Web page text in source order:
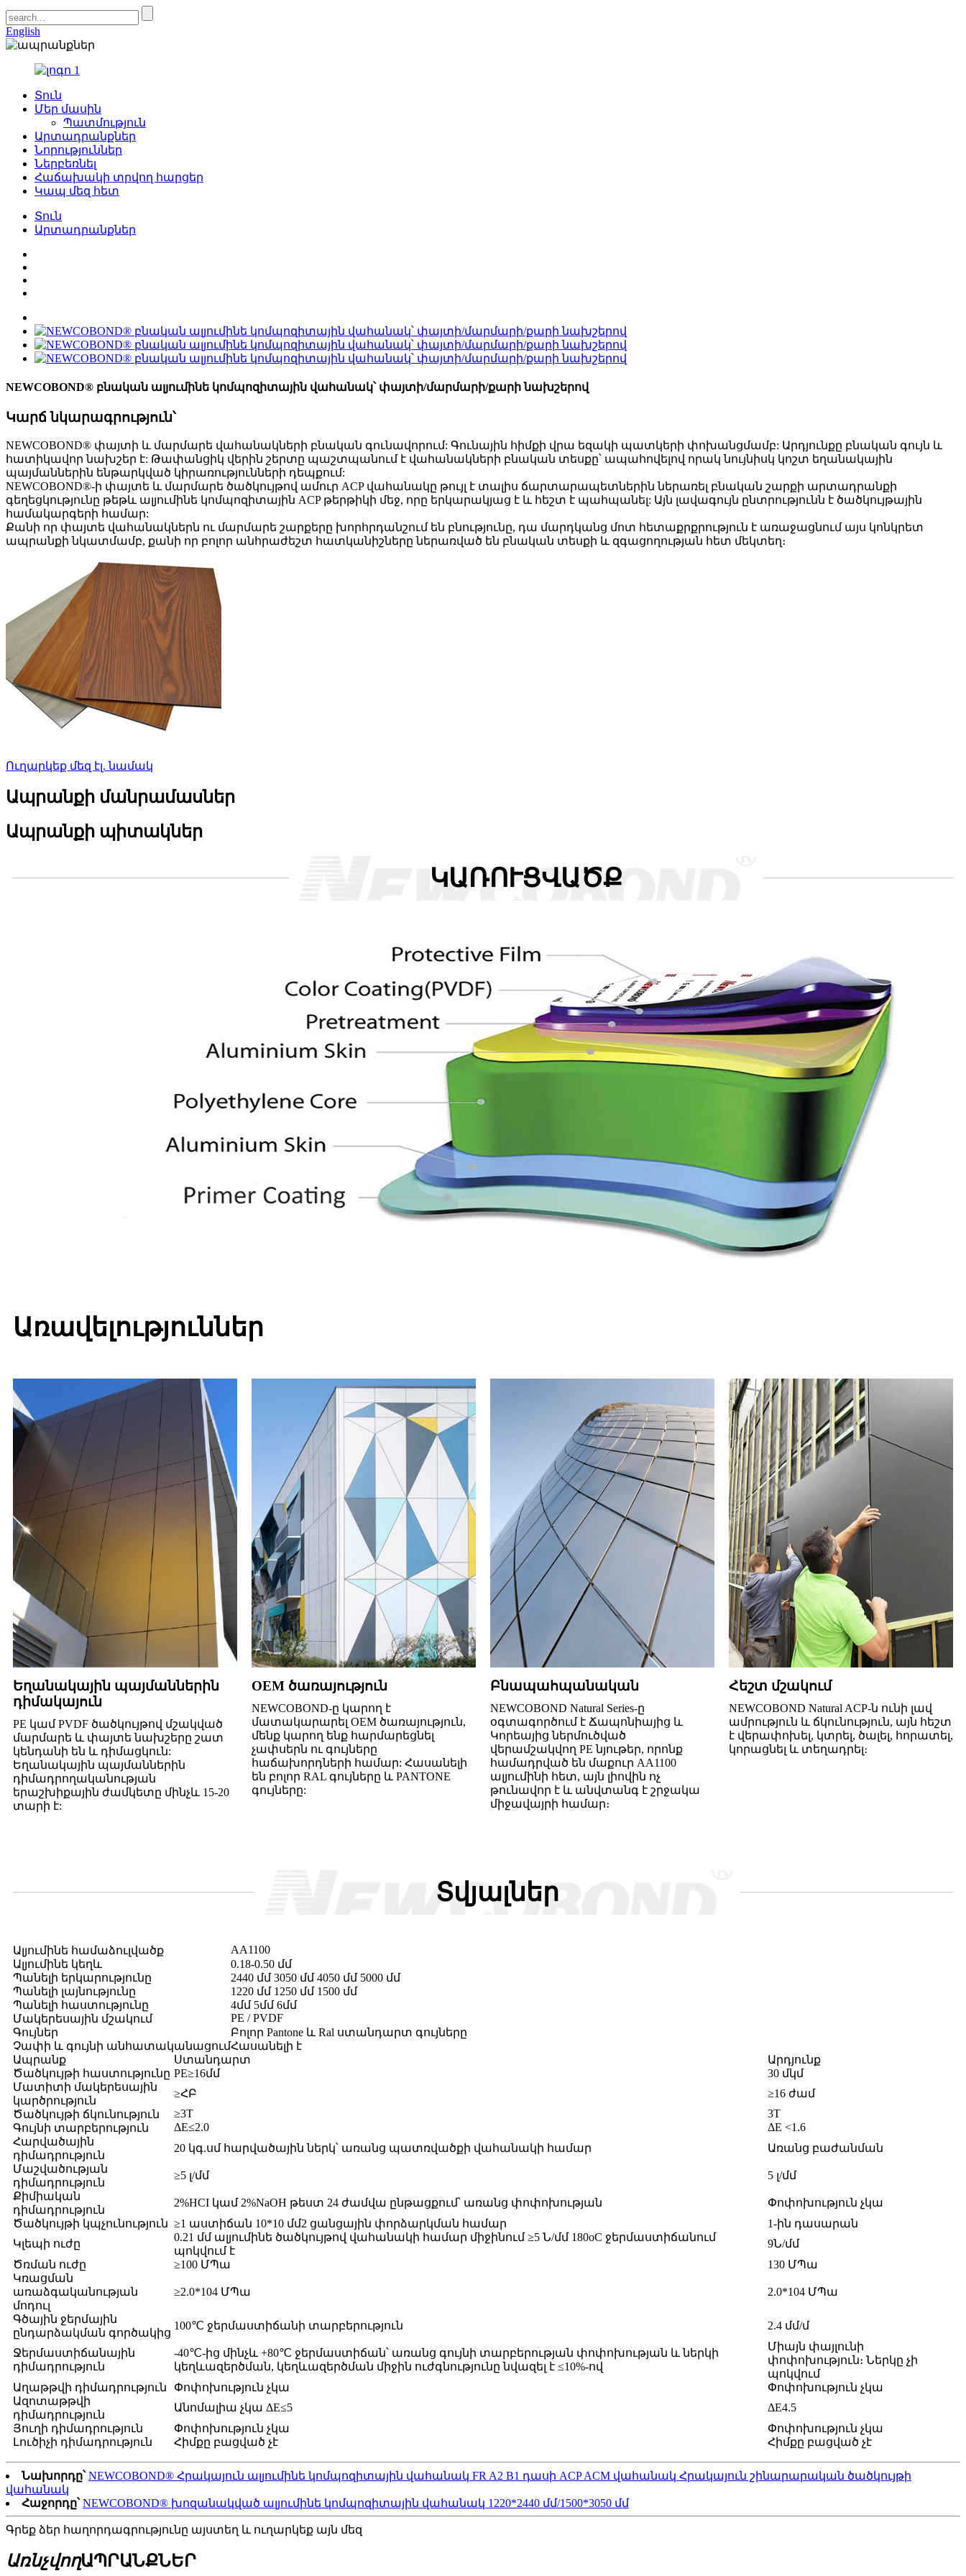
English
Տուն
Մեր մասին
Պատմություն
Արտադրանքներ
Նորություններ
Ներբեռնել
Հաճախակի տրվող հարցեր
Կապ մեզ հետ
Տուն
Արտադրանքներ
NEWCOBOND® բնական ալյումինե կոմպոզիտային վահանակ՝ փայտի/մարմարի/քարի նախշերով
Կարճ նկարագրություն՝
NEWCOBOND® փայտի և մարմարե վահանակների բնական գունավորում: Գունային հիմքի վրա եզակի պատկերի փոխանցմամբ: Արդյունքը բնական գույն և
հատիկավոր նախշեր է: Թափանցիկ վերին շերտը պաշտպանում է վահանակների բնական տեսքը՝ ապահովելով որակ նույնիսկ կոշտ եղանակային
պայմաններին ենթարկված կիրառությունների դեպքում:
NEWCOBOND®-ի փայտե և մարմարե ծածկույթով ամուր ACP վահանակը թույլ է տալիս ճարտարապետներին ներառել բնական շարքի արտադրանքի
գեղեցկությունը թեթև ալյումինե կոմպոզիտային ACP թերթիկի մեջ, որը երկարակյաց է և հեշտ է պահպանել: Այն լավագույն ընտրությունն է ծածկույթային
համակարգերի համար:
Քանի որ փայտե վահանակներն ու մարմարե շարքերը խորհրդանշում են բնությունը, դա մարդկանց մոտ հետաքրքրություն է առաջացնում այս կոնկրետ
ապրանքի նկատմամբ, քանի որ բոլոր անհրաժեշտ հատկանիշները ներառված են բնական տեսքի և զգացողության հետ մեկտեղ։
Ուղարկեք մեզ էլ. նամակ
Ապրանքի մանրամասներ
Ապրանքի պիտակներ
ԿԱՌՈՒՑՎԱԾՔ
Առավելություններ
Եղանակային պայմաններին
դիմակայուն
PE կամ PVDF ծածկույթով մշակված
մարմարե և փայտե նախշերը շատ
կենդանի են և դիմացկուն:
Եղանակային պայմաններին
դիմադրողականության
երաշխիքային ժամկետը մինչև 15-20
տարի է:
OEM ծառայություն
NEWCOBOND-ը կարող է
մատակարարել OEM ծառայություն,
մենք կարող ենք հարմարեցնել
չափսերն ու գույները
հաճախորդների համար: Հասանելի
են բոլոր RAL գույները և PANTONE
գույները:
Բնապահպանական
NEWCOBOND Natural Series-ը
օգտագործում է Ճապոնիայից և
Կորեայից ներմուծված
վերամշակվող PE նյութեր, որոնք
համադրված են մաքուր AA1100
ալյումինի հետ, այն լիովին ոչ
թունավոր է և անվտանգ է շրջակա
միջավայրի համար։
Հեշտ մշակում
NEWCOBOND Natural ACP-ն ունի լավ
ամրություն և ճկունություն, այն հեշտ
է վերափոխել, կտրել, ծալել, հորատել,
կորացնել և տեղադրել։
Տվյալներ
Ալյումինե համաձուլվածք
AA1100
Ալյումինե կեղև
0.18-0.50 մմ
Պանելի երկարությունը
2440 մմ 3050 մմ 4050 մմ 5000 մմ
Պանելի լայնությունը
1220 մմ 1250 մմ 1500 մմ
Պանելի հաստությունը
4մմ 5մմ 6մմ
Մակերեսային մշակում
PE / PVDF
Գույներ
Բոլոր Pantone և Ral ստանդարտ գույները
Չափի և գույնի անհատականացումՀասանելի է
Ապրանք
Ստանդարտ
Արդյունք
Ծածկույթի հաստությունը PE≥16մմ
30 մկմ
Մատիտի մակերեսային
կարծրություն
≥ՀԲ
≥16 ժամ
Ծածկույթի ճկունություն
≥3T
3T
Գույնի տարբերություն
ΔE≤2.0
ΔE <1.6
Հարվածային
դիմադրություն
20 կգ.սմ հարվածային ներկ՝ առանց պատռվածքի վահանակի համար
Առանց բաժանման
Մաշվածության
դիմադրություն
≥5 լ/մմ
5 լ/մմ
Քիմիական
դիմադրություն
2%HCI կամ 2%NaOH թեստ 24 ժամվա ընթացքում՝ առանց փոփոխության
Փոփոխություն չկա
Ծածկույթի կպչունություն ≥1 աստիճան 10*10 մմ2 ցանցային փորձարկման համար
1-ին դասարան
Կլեպի ուժը
0.21 մմ ալյումինե ծածկույթով վահանակի համար միջինում ≥5 Ն/մմ 180oC ջերմաստիճանում
պոկվում է
9Ն/մմ
Ծռման ուժը
≥100 ՄՊա
130 ՄՊա
Կռացման
առաձգականության
մոդուլ
≥2.0*104 ՄՊա 2.0*104 ՄՊա
Գծային ջերմային
ընդարձակման գործակից
100℃ ջերմաստիճանի տարբերություն 2.4 մմ/մ
Ջերմաստիճանային
դիմադրություն
-40℃-ից մինչև +80℃ ջերմաստիճան՝ առանց գույնի տարբերության փոփոխության և ներկի
կեղևազերծման, կեղևազերծման միջին ուժգնությունը նվազել է ≤10%-ով
Միայն փայլունի
փոփոխություն։ Ներկը չի
պոկվում
Աղաթթվի դիմադրություն
Փոփոխություն չկա
Փոփոխություն չկա
Ազոտաթթվի
դիմադրություն
Անոմալիա չկա ΔE≤5
ΔE4.5
Յուղի դիմադրություն
Փոփոխություն չկա
Փոփոխություն չկա
Լուծիչի դիմադրություն
Հիմքը բացված չէ Հիմքը բացված չէ
Նախորդը՝ NEWCOBOND® Հրակայուն ալյումինե կոմպոզիտային վահանակ FR A2 B1 դասի ACP ACM վահանակ Հրակայուն շինարարական ծածկույթի
վահանակ
Հաջորդը՝ NEWCOBOND® խոզանակված ալյումինե կոմպոզիտային վահանակ 1220*2440 մմ/1500*3050 մմ
Գրեք ձեր հաղորդագրությունը այստեղ և ուղարկեք այն մեզ
ԱռնչվողԱՊՐԱՆՔՆԵՐ